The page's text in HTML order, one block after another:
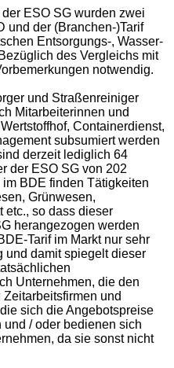
ESO SG wurden zwei
und der (Branchen-)Tarif
Entsorgungs-, Wasser-
des Vergleichs mit
notwendig.
und Straßenreiniger
Mitarbeiterinnen und
Containerdienst,
subsumiert werden
derzeit lediglich 64
der ESO SG von 202
BDE finden Tätigkeiten
Grünwesen,
etc., so dass dieser
herangezogen werden
Tarif im Markt nur sehr
und damit spiegelt dieser
Unternehmen, die den
und
sich die Angebotspreise
/ oder bedienen sich
da sie sonst nicht